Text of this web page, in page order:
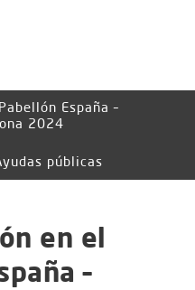
España –
2024
públicas
en el
–